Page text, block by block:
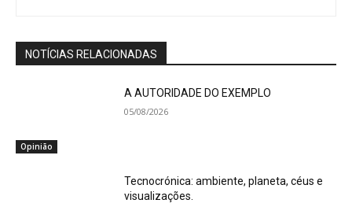
NOTÍCIAS RELACIONADAS
Opinião
A AUTORIDADE DO EXEMPLO
05/08/2026
Tecnocrónica: ambiente, planeta, céus e
visualizações.